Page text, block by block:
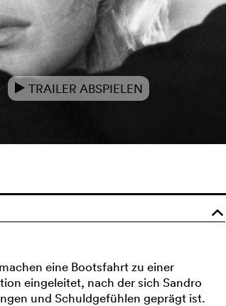
e TRAILER ABSPIELEN
o
eine Bootsfahrt zu einer
eingeleitet, nach der sich Sandro
und Schuldgefühlen geprägt ist.